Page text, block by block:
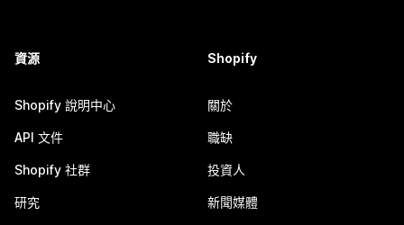
資源
Shopify 說明中心
API 文件
Shopify 社群
研究
Shopify
關於
職缺
投資人
新聞媒體